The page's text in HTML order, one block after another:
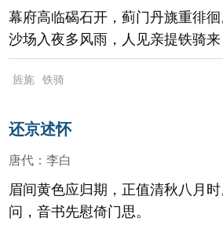
幕府高临碣石开，蓟门丹旐重徘徊
沙场入夜多风雨，人见亲提铁骑来
旌旄 铁骑
还京述怀
唐代 ： 李白
眉间黄色应归期，正值清秋八月
问，音书先慰倚门思。